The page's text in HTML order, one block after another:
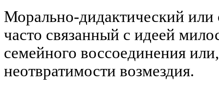
Морально-дидактический
часто связанный с идеей
семейного воссоединения
неотвратимости возмездия.